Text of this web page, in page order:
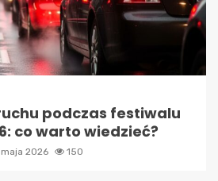
podczas festiwalu
co warto wiedzieć?
maja 2026 150